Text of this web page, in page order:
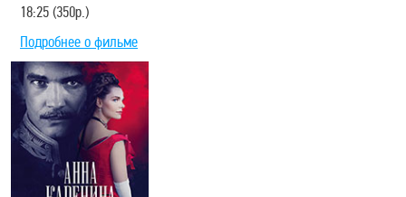
18:25 (350р.)
Подробнее о фильме